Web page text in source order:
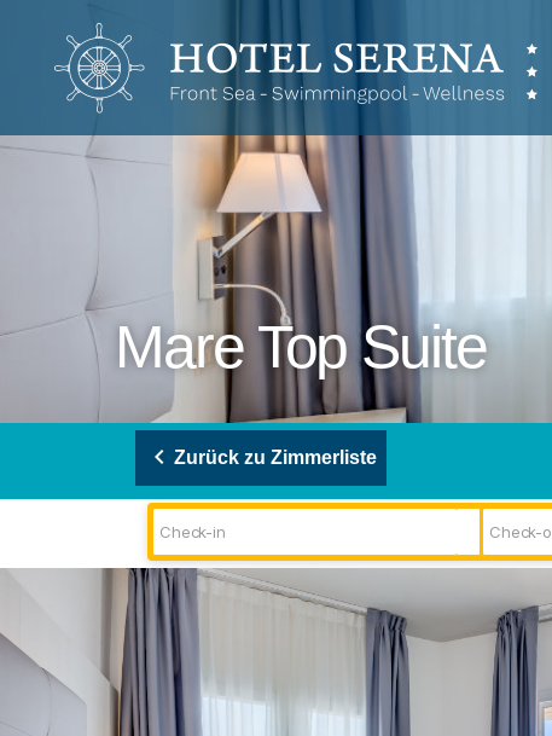
Serena
Mare Top Suite
keyboard_arrow_leftZurück zu Zimmerliste